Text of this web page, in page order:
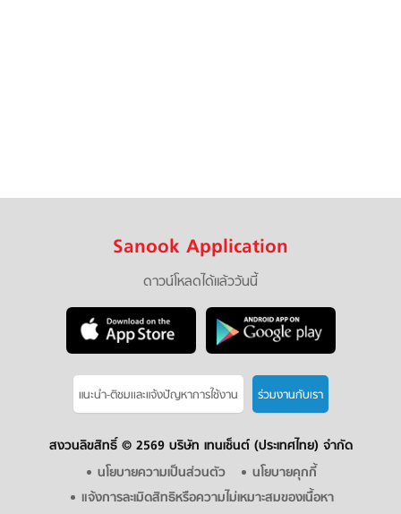
Sanook Application
ดาวน์โหลดได้แล้ววันนี้
แนะนำ-ติชมเเละแจ้งปัญหาการใช้งาน ร่วมงานกับเรา
สงวนลิขสิทธิ์ © 2569 บริษัท เทนเซ็นต์ (ประเทศไทย) จำกัด
นโยบายความเป็นส่วนตัว
นโยบายคุกกี้
แจ้งการละเมิดสิทธิหรือความไม่เหมาะสมของเนื้อหา